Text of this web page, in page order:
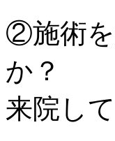
②施術を
か？
来院し